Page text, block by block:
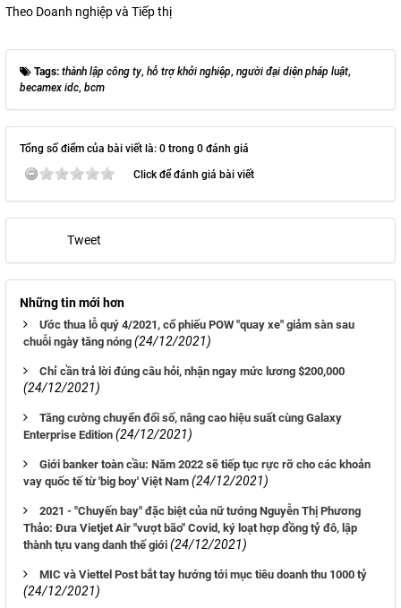
Theo Doanh nghiệp và Tiếp thị
Tags: thành lập công ty, hỗ trợ khởi nghiệp, người đại diện pháp luật,
becamex idc, bcm
Tổng số điểm của bài viết là: 0 trong 0 đánh giá
Click để đánh giá bài viết
Tweet
Những tin mới hơn
Ước thua lỗ quý 4/2021, cổ phiếu POW "quay xe" giảm sàn sau
chuỗi ngày tăng nóng (24/12/2021)
Chỉ cần trả lời đúng câu hỏi, nhận ngay mức lương $200,000
(24/12/2021)
Tăng cường chuyển đổi số, nâng cao hiệu suất cùng Galaxy
Enterprise Edition (24/12/2021)
Giới banker toàn cầu: Năm 2022 sẽ tiếp tục rực rỡ cho các khoản
vay quốc tế từ 'big boy' Việt Nam (24/12/2021)
2021 - "Chuyến bay" đặc biệt của nữ tướng Nguyễn Thị Phương
Thảo: Đưa Vietjet Air "vượt bão" Covid, ký loạt hợp đồng tỷ đô, lập
thành tựu vang danh thế giới (24/12/2021)
MIC và Viettel Post bắt tay hướng tới mục tiêu doanh thu 1000 tỷ
(24/12/2021)